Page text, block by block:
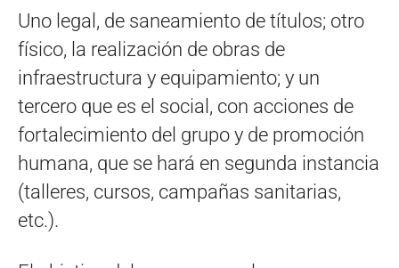
Uno legal, de saneamiento de títulos; otro
físico, la realización de obras de
infraestructura y equipamiento; y un
tercero que es el social, con acciones de
fortalecimiento del grupo y de promoción
humana, que se hará en segunda instancia
(talleres, cursos, campañas sanitarias,
etc.).